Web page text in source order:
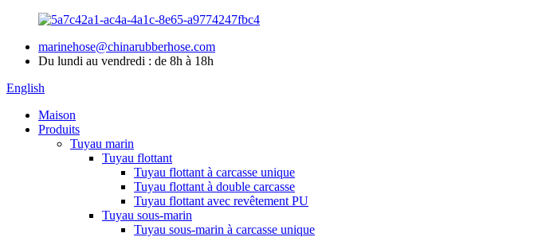
marinehose@chinarubberhose.com
Du lundi au vendredi : de 8h à 18h
English
Maison
Produits
Tuyau marin
Tuyau flottant
Tuyau flottant à carcasse unique
Tuyau flottant à double carcasse
Tuyau flottant avec revêtement PU
Tuyau sous-marin
Tuyau sous-marin à carcasse unique